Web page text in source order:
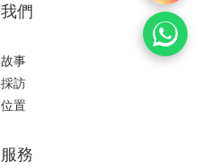
們
事
訪
置
務